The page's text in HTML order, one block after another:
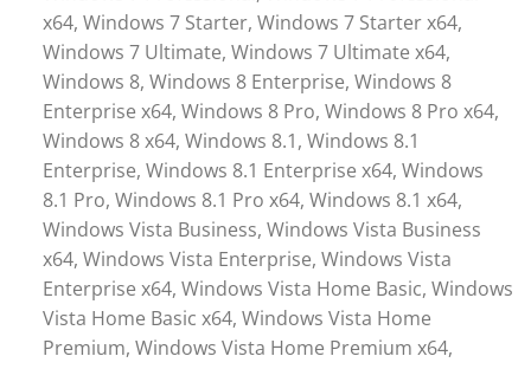
x64, Windows 7 Starter, Windows 7 Starter x64,
Windows 7 Ultimate, Windows 7 Ultimate x64,
Windows 8, Windows 8 Enterprise, Windows 8
Enterprise x64, Windows 8 Pro, Windows 8 Pro x64,
Windows 8 x64, Windows 8.1, Windows 8.1
Enterprise, Windows 8.1 Enterprise x64, Windows
8.1 Pro, Windows 8.1 Pro x64, Windows 8.1 x64,
Windows Vista Business, Windows Vista Business
x64, Windows Vista Enterprise, Windows Vista
Enterprise x64, Windows Vista Home Basic, Windows
Vista Home Basic x64, Windows Vista Home
Premium, Windows Vista Home Premium x64,